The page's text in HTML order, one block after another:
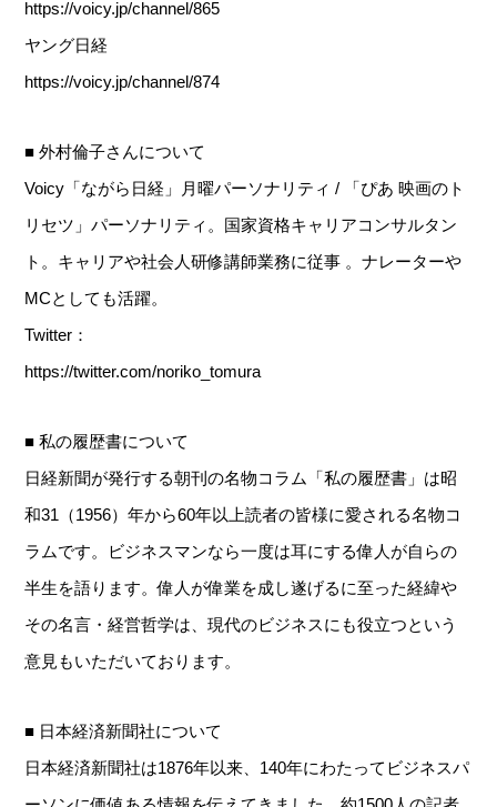
https://voicy.jp/channel/865
ヤング日経
https://voicy.jp/channel/874
■ 外村倫子さんについて
Voicy「ながら日経」月曜パーソナリティ / 「ぴあ 映画のト
リセツ」パーソナリティ。国家資格キャリアコンサルタン
ト。キャリアや社会人研修講師業務に従事 。ナレーターや
MCとしても活躍。
Twitter：
https://twitter.com/noriko_tomura
■ 私の履歴書について
日経新聞が発行する朝刊の名物コラム「私の履歴書」は昭
和31（1956）年から60年以上読者の皆様に愛される名物コ
ラムです。ビジネスマンなら一度は耳にする偉人が自らの
半生を語ります。偉人が偉業を成し遂げるに至った経緯や
その名言・経営哲学は、現代のビジネスにも役立つという
意見もいただいております。
■ 日本経済新聞社について
日本経済新聞社は1876年以来、140年にわたってビジネスパ